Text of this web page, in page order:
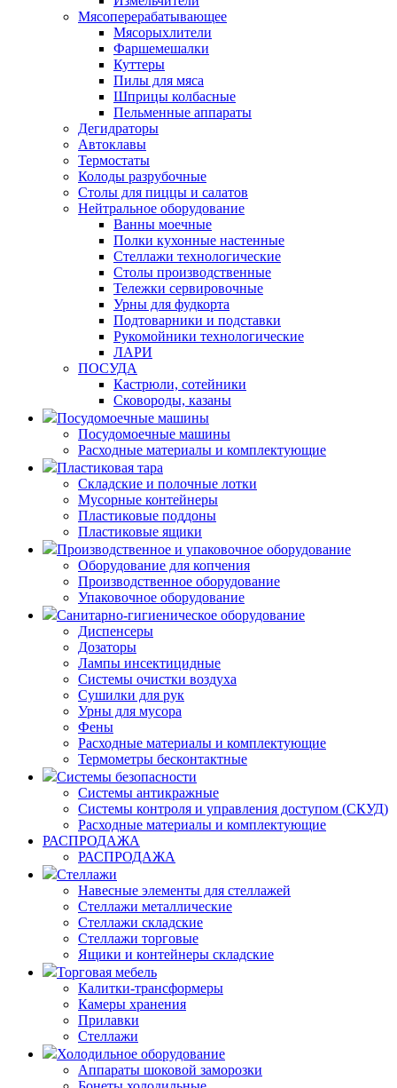
Мясоперерабатывающее
Мясорыхлители
Фаршемешалки
Куттеры
Пилы для мяса
Шприцы колбасные
Пельменные аппараты
Дегидраторы
Автоклавы
Термостаты
Колоды разрубочные
Столы для пиццы и салатов
Нейтральное оборудование
Ванны моечные
Полки кухонные настенные
Стеллажи технологические
Столы производственные
Тележки сервировочные
Урны для фудкорта
Подтоварники и подставки
Рукомойники технологические
ЛАРИ
ПОСУДА
Кастрюли, сотейники
Сковороды, казаны
Посудомоечные машины
Посудомоечные машины
Расходные материалы и комплектующие
Пластиковая тара
Складские и полочные лотки
Мусорные контейнеры
Пластиковые поддоны
Пластиковые ящики
Производственное и упаковочное оборудование
Оборудование для копчения
Производственное оборудование
Упаковочное оборудование
Санитарно-гигиеническое оборудование
Диспенсеры
Дозаторы
Лампы инсектицидные
Системы очистки воздуха
Сушилки для рук
Урны для мусора
Фены
Расходные материалы и комплектующие
Термометры бесконтактные
Системы безопасности
Системы антикражные
Системы контроля и управления доступом (СКУД)
Расходные материалы и комплектующие
РАСПРОДАЖА
РАСПРОДАЖА
Стеллажи
Навесные элементы для стеллажей
Стеллажи металлические
Стеллажи складские
Стеллажи торговые
Ящики и контейнеры складские
Торговая мебель
Калитки-трансформеры
Камеры хранения
Прилавки
Стеллажи
Холодильное оборудование
Аппараты шоковой заморозки